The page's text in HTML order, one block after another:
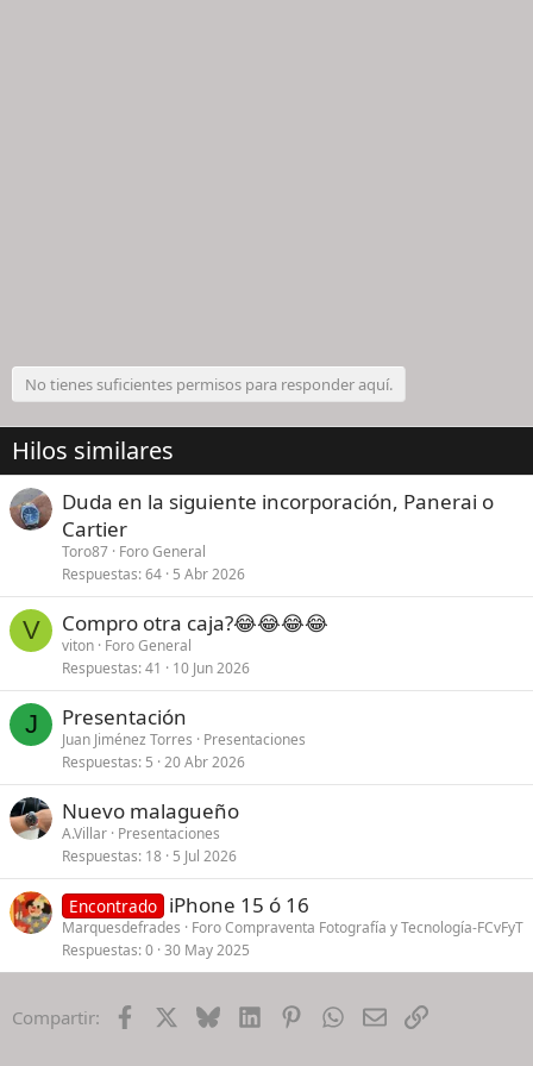
No tienes suficientes permisos para responder aquí.
Hilos similares
Duda en la siguiente incorporación, Panerai o
Cartier
Toro87 Foro General
Respuestas 64 5 Abr 2026
V Compro otra caja?😂😂😂😂
viton Foro General
Respuestas 41 10 Jun 2026
J Presentación
Juan Jiménez Torres
Presentaciones
Respuestas 5 20 Abr 2026
Nuevo malagueño
A.Villar Presentaciones
Respuestas 18 5 Jul 2026
Encontrado iPhone 15 ó 16
Marquesdefrades
Foro Compraventa Fotografía y Tecnología-FCvFyT
Respuestas 0 30 May 2025
Compartir: Facebook BlueskyLinkedInPinterestWhatsApp
EmailEnlace